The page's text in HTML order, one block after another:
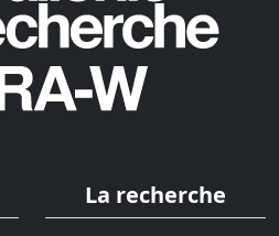
La recherche